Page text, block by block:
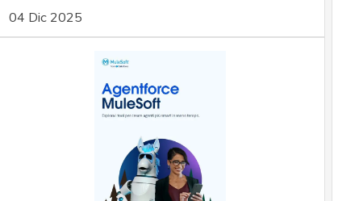
04 Dic 2025